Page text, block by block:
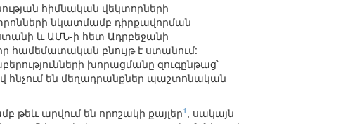
հիմնական վեկտորների
նկատմամբ դիրքավորման
և ԱՄՆ-ի հետ Ադրբեջանի
համեմատական բնույթ է ստանում:
խորացմանը զուգընթաց՝
հնչում են մեղադրանքներ պաշտոնական
թեև արվում են որոշակի քայլեր1 , սակայն